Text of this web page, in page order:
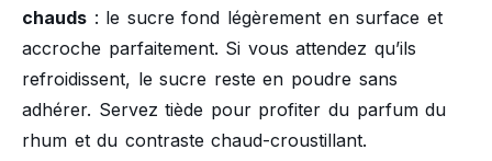
chauds : le sucre fond légèrement en surface et
accroche parfaitement. Si vous attendez qu’ils
refroidissent, le sucre reste en poudre sans
adhérer. Servez tiède pour profiter du parfum du
rhum et du contraste chaud-croustillant.